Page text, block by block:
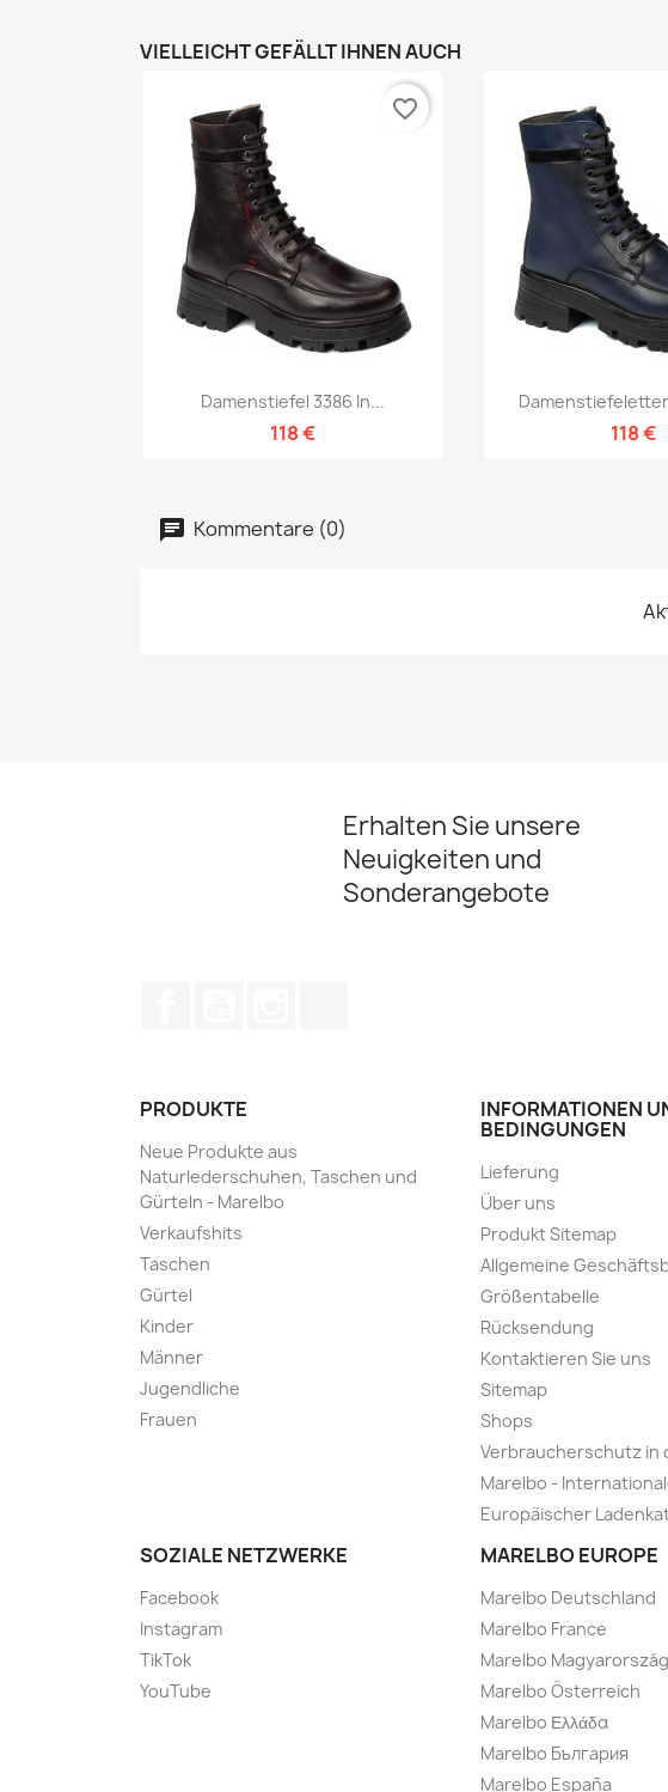
VIELLEICHT GEFÄLLT IHNEN AUCH
Vorschau
Damenstiefel 3386 In...
118 €
favorite_border

118 €
Kommentare (0)
Erhalten Sie unsere
Neuigkeiten und
Sonderangebote
PRODUKTE
Neue Produkte aus
Naturlederschuhen, Taschen und
Gürteln - Marelbo
Verkaufshits
Taschen
Gürtel
Kinder
Männer
Jugendliche
Frauen
INFORMATIONEN
BEDINGUNGEN
Lieferung
Über uns
Produkt Sitemap
Allgemeine
Größentabelle
Rücksendung
Kontaktieren Sie uns
Sitemap
Shops
Verbraucherschutz in
Marelbo -
Europäischer
SOZIALE NETZWERKE
Facebook
Instagram
TikTok
YouTube
MARELBO EUROPE
Marelbo Deutschland
Marelbo France
Marelbo Magyarország
Marelbo Österreich
Marelbo Ελλάδα
Marelbo България
Marelbo España